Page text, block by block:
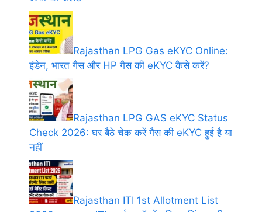
Rajasthan LPG Gas eKYC Online:
इंडेन, भारत गैस और HP गैस की eKYC कैसे करें?
Rajasthan LPG GAS eKYC Status
Check 2026: घर बैठे चेक करें गैस की eKYC हुई है या
नहीं
Rajasthan ITI 1st Allotment List